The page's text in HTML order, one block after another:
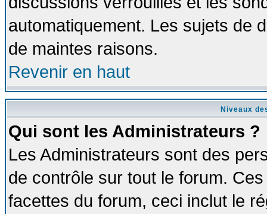
automatiquement. Les sujets de
de maintes raisons.
Revenir en haut
Niveaux
Qui sont les Administrateurs ?
Les Administrateurs sont des
de contrôle sur tout le forum.
facettes du forum, ceci inclut le